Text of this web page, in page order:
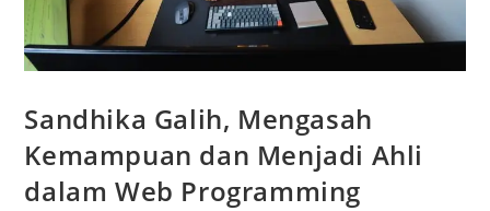
Sandhika Galih, Mengasah
Kemampuan dan Menjadi Ahli
dalam Web Programming